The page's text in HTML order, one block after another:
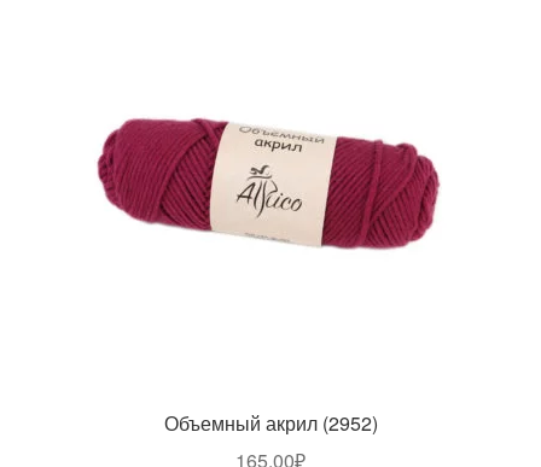
Объемный акрил (2952)
165,00₽